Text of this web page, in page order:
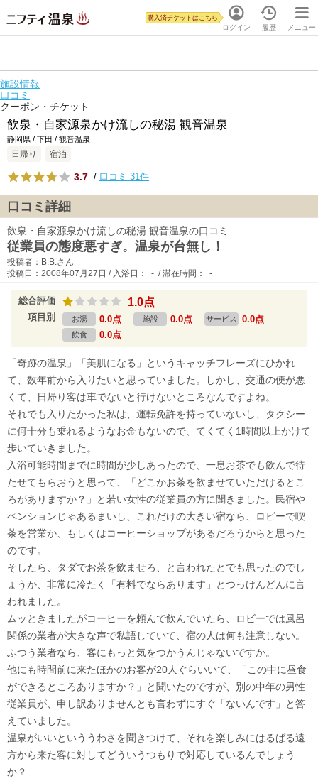
ログイン
購入済チケットはこちら
履歴 メニュー
施設情報
口コミ
クーポン・チケット
飲泉・自家源泉かけ流しの秘湯 観音温泉
静岡県 / 下田 / 観音温泉
日帰り 宿泊
3.7 / 口コミ 31件
口コミ詳細
飲泉・自家源泉かけ流しの秘湯 観音温泉の口コミ
従業員の態度悪すぎ。温泉が台無し！
投稿者：B.B.さん
投稿日：2008年07月27日 / 入浴日： - / 滞在時間： -
総合評価 1.0点
項目別 お湯 0.0点 施設 0.0点 サービス 0.0点
飲食 0.0点
「奇跡の温泉」「美肌になる」というキャッチフレーズにひかれ
て、数年前から入りたいと思っていました。しかし、交通の便が悪
くて、日帰り客は車でないと行けないところなんですよね。
それでも入りたかった私は、運転免許を持っていないし、タクシー
に何十分も乗れるようなお金もないので、てくてく1時間以上かけて
歩いていきました。
入浴可能時間までに時間が少しあったので、一息お茶でも飲んで待
たせてもらおうと思って、「どこかお茶を飲ませていただけるとこ
ろがありますか？」と若い女性の従業員の方に聞きました。民宿や
ペンションじゃあるまいし、これだけの大きい宿なら、ロビーで喫
茶を営業か、もしくはコーヒーショップがあるだろうからと思った
のです。
そしたら、タダでお茶を飲ませろ、と言われたとでも思ったのでし
ょうか、非常に冷たく「有料でならあります」とつっけんどんに言
われました。
ムッときましたがコーヒーを頼んで飲んでいたら、ロビーでは風呂
関係の業者が大きな声で私語していて、宿の人は何も注意しない。
ふつう業者なら、客にもっと気をつかうんじゃないですか。
他にも時間前に来たほかのお客が20人ぐらいいて、「この中に昼食
ができるところありますか？」と聞いたのですが、別の中年の男性
従業員が、申し訳ありませんとも言わずにすぐ「ないんです」と答
えていました。
温泉がいいといううわさを聞きつけて、それを楽しみにはるばる遠
方から来た客に対してどういうつもりで対応しているんでしょう
か？